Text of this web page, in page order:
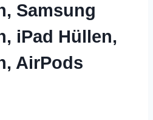
Samsung
iPad Hüllen,
AirPods